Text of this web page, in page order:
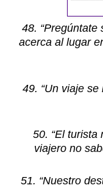
48. “Pregúntate
acerca al lugar
49. “Un viaje se
50. “El turista
viajero no
51. “Nuestro